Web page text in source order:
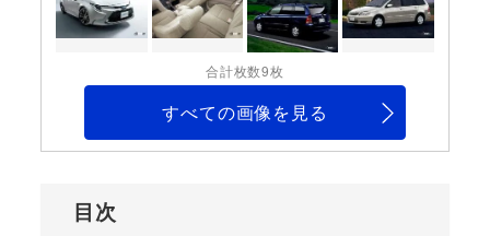
合計枚数9枚
すべての画像を見る
目次